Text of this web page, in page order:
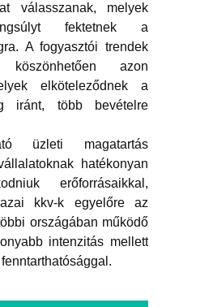
válasszanak, melyek
fektetnek a
A fogyasztói trendek
köszönhetően azon
elköteleződnek a
iránt, több bevételre
üzleti magatartás
hatékonyan
erőforrásaikkal,
kkv-k egyelőre az
országában működő
intenzitás mellett